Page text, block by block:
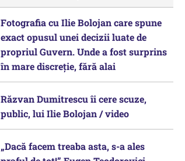
Fotografia cu Ilie Bolojan care spune
exact opusul unei decizii luate de
propriul Guvern. Unde a fost surprins
în mare discreție, fără alai
Răzvan Dumitrescu îi cere scuze,
public, lui Ilie Bolojan / video
„Dacă facem treaba asta, s-a ales